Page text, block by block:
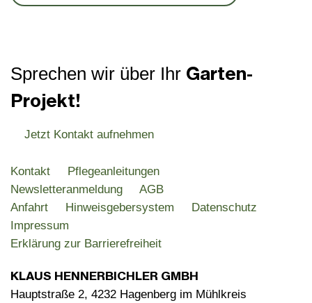
Sprechen wir über Ihr Garten-
Projekt!
Jetzt Kontakt aufnehmen
Kontakt
Pflegeanleitungen
Newsletteranmeldung
AGB
Anfahrt
Hinweisgebersystem
Datenschutz
Impressum
Erklärung zur Barrierefreiheit
KLAUS HENNERBICHLER GMBH
Hauptstraße 2, 4232 Hagenberg im Mühlkreis